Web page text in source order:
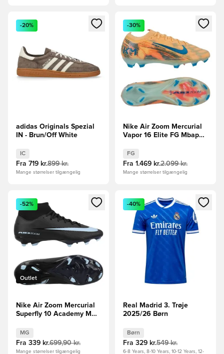
Åbner en Modal til at logge ind eller tilmelde dig som
-20%
adidas Originals Spezial
IN - Brun/Off White
IC
Fra 719 kr.899 kr.
Mange størrelser tilgængelig
Åbner en Modal til at logge
-30%
Nike Air Zoom Mercurial
Vapor 16 Elite FG Mbappé
Orange/Turkis/Grøn
FG
Fra 1.469 kr.2.099 kr.
Mange størrelser tilgængelig
Åbner en Modal til at logge ind eller tilmelde dig som
Outlet
-52%
Nike Air Zoom Mercurial
Superfly 10 Academy MG
MG
Fra 339 kr.699,90 kr.
Mange størrelser tilgængelig
Åbner en Modal til at logge
-40%
Real Madrid 3. Trøje
2025/26 Børn
Børn
Fra 329 kr.549 kr.
6-8 Years, 8-10 Years, 10-12 Years, 12-